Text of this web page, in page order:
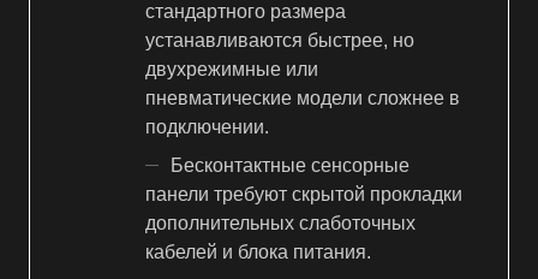
стандартного размера
устанавливаются быстрее, но
двухрежимные или
пневматические модели сложнее в
подключении.
Бесконтактные сенсорные
панели требуют скрытой прокладки
дополнительных слаботочных
кабелей и блока питания.